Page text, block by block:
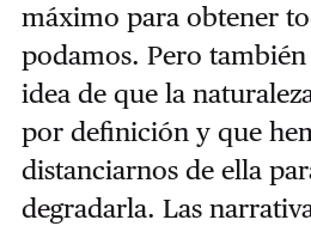
máximo para obtener
podamos. Pero también
idea de que la
por definición y que
distanciarnos de ella
degradarla. Las